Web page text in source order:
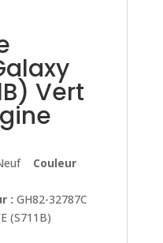
Vert
Couleur
: GH82-32787C
(S711B)